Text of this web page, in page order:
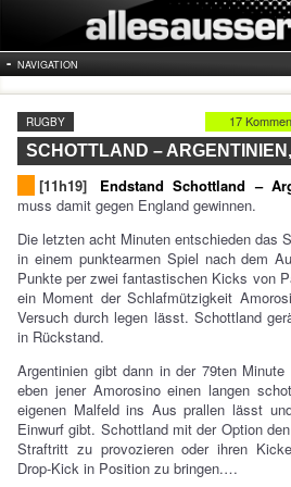
NAVIGATION
17
RUGBY
SCHOTTLAND –
[11h19] Endstand Schottland –
muss damit gegen England gewinnen.
Die letzten acht Minuten entschieden das
in einem punktearmen Spiel nach dem
Punkte per zwei fantastischen Kicks von
ein Moment der Schlafmützigkeit
Versuch durch legen lässt. Schottland
in Rückstand.
Argentinien gibt dann in der 79ten
eben jener Amorosino einen langen
eigenen Malfeld ins Aus prallen lässt
Einwurf gibt. Schottland mit der Option
Straftritt zu provozieren oder ihren
Drop-Kick in Position zu bringen.…